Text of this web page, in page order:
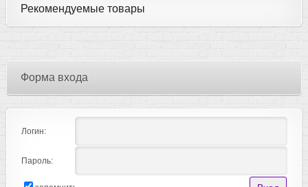
Рекомендуемые товары
Форма входа
Логин:
Пароль: